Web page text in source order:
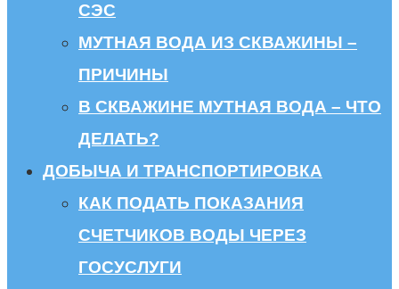
СЭС
МУТНАЯ ВОДА ИЗ СКВАЖИНЫ –
ПРИЧИНЫ
В СКВАЖИНЕ МУТНАЯ ВОДА – ЧТО
ДЕЛАТЬ?
ДОБЫЧА И ТРАНСПОРТИРОВКА
КАК ПОДАТЬ ПОКАЗАНИЯ
СЧЕТЧИКОВ ВОДЫ ЧЕРЕЗ
ГОСУСЛУГИ